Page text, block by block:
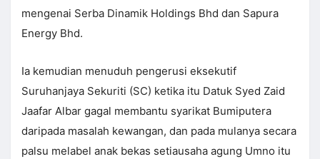
mengenai Serba Dinamik Holdings Bhd dan Sapura
Energy Bhd.
Ia kemudian menuduh pengerusi eksekutif
Suruhanjaya Sekuriti (SC) ketika itu Datuk Syed Zaid
Jaafar Albar gagal membantu syarikat Bumiputera
daripada masalah kewangan, dan pada mulanya secara
palsu melabel anak bekas setiausaha agung Umno itu